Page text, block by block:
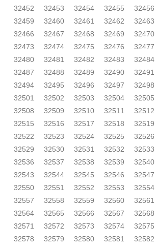
32452
32453 32454 32455 32456
32459
32460 32461 32462 32463
32466
32467 32468 32469 32470
32473
32474 32475 32476 32477
32480
32481 32482 32483 32484
32487
32488 32489 32490 32491
32494
32495 32496 32497 32498
32501
32502 32503 32504 32505
32508
32509 32510 32511 32512
32515
32516 32517 32518 32519
32522
32523 32524 32525 32526
32529
32530 32531 32532 32533
32536
32537 32538 32539 32540
32543
32544 32545 32546 32547
32550
32551 32552 32553 32554
32557
32558 32559 32560 32561
32564
32565 32566 32567 32568
32571
32572 32573 32574 32575
32578
32579 32580 32581 32582